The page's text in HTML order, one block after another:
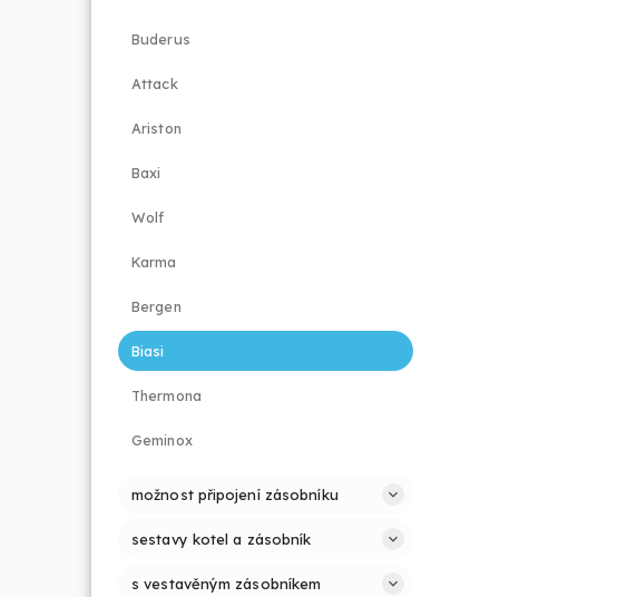
Buderus
Attack
Ariston
Baxi
Wolf
Karma
Bergen
Biasi
Thermona
Geminox
možnost připojení zásobníku
sestavy kotel a zásobník
s vestavěným zásobníkem